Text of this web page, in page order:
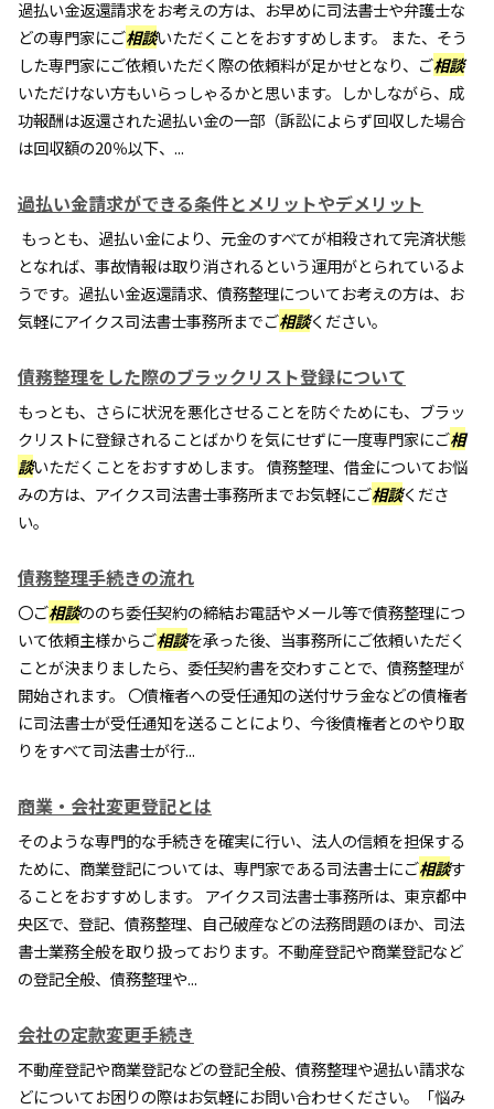
過払い金返還請求をお考えの方は、お早めに司法書士や弁護士な
どの専門家にご相談いただくことをおすすめします。 また、そう
した専門家にご依頼いただく際の依頼料が足かせとなり、ご相談
いただけない方もいらっしゃるかと思います。しかしながら、成
功報酬は返還された過払い金の一部（訴訟によらず回収した場合
は回収額の20％以下、...
過払い金請求ができる条件とメリットやデメリット
もっとも、過払い金により、元金のすべてが相殺されて完済状態
となれば、事故情報は取り消されるという運用がとられているよ
うです。過払い金返還請求、債務整理についてお考えの方は、お
気軽にアイクス司法書士事務所までご相談ください。
債務整理をした際のブラックリスト登録について
もっとも、さらに状況を悪化させることを防ぐためにも、ブラッ
クリストに登録されることばかりを気にせずに一度専門家にご相
談いただくことをおすすめします。 債務整理、借金についてお悩
みの方は、アイクス司法書士事務所までお気軽にご相談くださ
い。
債務整理手続きの流れ
〇ご相談ののち委任契約の締結お電話やメール等で債務整理につ
いて依頼主様からご相談を承った後、当事務所にご依頼いただく
ことが決まりましたら、委任契約書を交わすことで、債務整理が
開始されます。 〇債権者への受任通知の送付サラ金などの債権者
に司法書士が受任通知を送ることにより、今後債権者とのやり取
りをすべて司法書士が行...
商業・会社変更登記とは
そのような専門的な手続きを確実に行い、法人の信頼を担保する
ために、商業登記については、専門家である司法書士にご相談す
ることをおすすめします。 アイクス司法書士事務所は、東京都中
央区で、登記、債務整理、自己破産などの法務問題のほか、司法
書士業務全般を取り扱っております。不動産登記や商業登記など
の登記全般、債務整理や...
会社の定款変更手続き
不動産登記や商業登記などの登記全般、債務整理や過払い請求な
どについてお困りの際はお気軽にお問い合わせください。「悩み